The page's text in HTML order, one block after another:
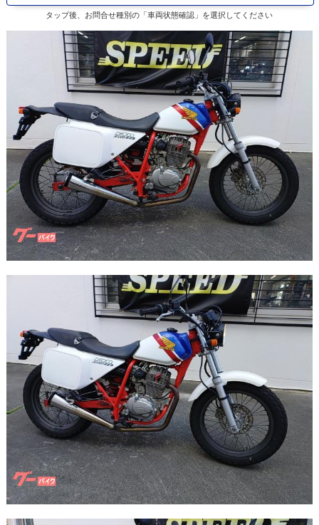
タップ後、お問合せ種別の「車両状態確認」を選択してください